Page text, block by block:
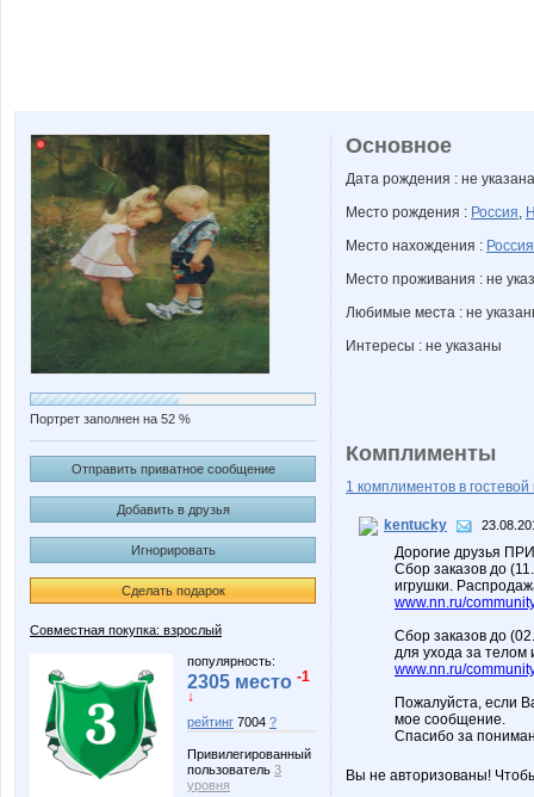
Портрет заполнен на 52 %
Отправить приватное сообщение
Добавить в друзья
Игнорировать
Сделать подарок
Совместная покупка: взрослый
популярность:
2305 место -1
↓
рейтинг 7004 ?
Привилегированный
пользователь 3
уровня
Основное
Дата рождения : не указана
Место рождения : Россия,
Место нахождения : Россия
Место проживания : не
Любимые места : не
Интересы : не указаны
Комплименты
1 комплиментов в гостевой
kentucky
Дорогие друзья
Сбор заказов до
игрушки.
www.nn.ru/
Сбор заказов до
для ухода за телом
www.nn.ru/
Пожалуйста, если
мое сообщение.
Спасибо за
Вы не авторизованы!